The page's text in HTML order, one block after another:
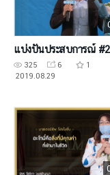
แบ่งปันประสบการณ์
325 6
1
2019.08.29